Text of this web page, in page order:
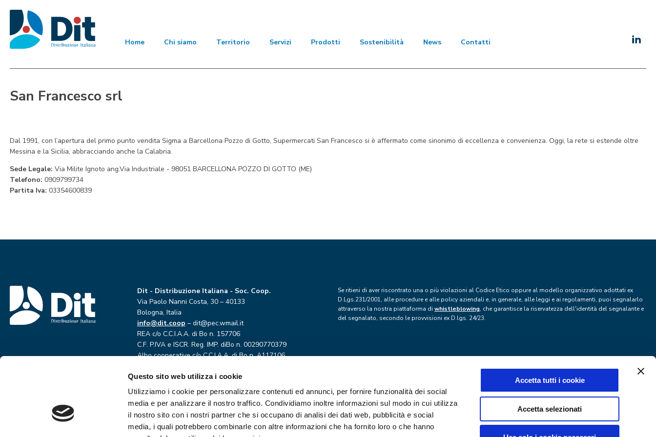
Questo sito web utilizza i cookie
Utilizziamo i cookie per personalizzare contenuti ed annunci, per fornire funzionalità dei social
media e per analizzare il nostro traffico. Condividiamo inoltre informazioni sul modo in cui utilizza
il nostro sito con i nostri partner che si occupano di analisi dei dati web, pubblicità e social
media, i quali potrebbero combinarle con altre informazioni che ha fornito loro o che hanno
Accetta tutti i cookie
Accetta selezionati
Home Chi siamo Territorio Servizi Prodotti Sostenibilità News Contatti
San Francesco srl
Dal 1991, con l’apertura del primo punto vendita Sigma a Barcellona Pozzo di Gotto, Supermercati San Francesco si è affermato come sinonimo di eccellenza e convenienza. Oggi, la rete si estende oltre
Messina e la Sicilia, abbracciando anche la Calabria.
Sede Legale: Via Milite Ignoto ang.Via Industriale - 98051 BARCELLONA POZZO DI GOTTO (ME)
Telefono: 0909799734
Partita Iva: 03354600839
Dit - Distribuzione Italiana - Soc. Coop.
Via Paolo Nanni Costa, 30 – 40133
Bologna, Italia
info@dit.coop – dit@pec.wmail.it
REA c/o C.C.I.A.A. di Bo n. 157706
C.F. P.IVA e ISCR. Reg. IMP. diBo n. 00290770379
Albo cooperative c/o C.C.I.A.A. di Bo n. A117106
Se ritieni di aver riscontrato una o più violazioni al Codice Etico oppure al modello organizzativo adottati ex
D.Lgs.231/2001, alle procedure e alle policy aziendali e, in generale, alle leggi e ai regolamenti, puoi segnalarlo
attraverso la nostra piattaforma di whistleblowing, che garantisce la riservatezza dell'identità del segnalante e
del segnalato, secondo le provvisioni ex D.lgs. 24/23.
Privacy policyCookie policyAccessibilità